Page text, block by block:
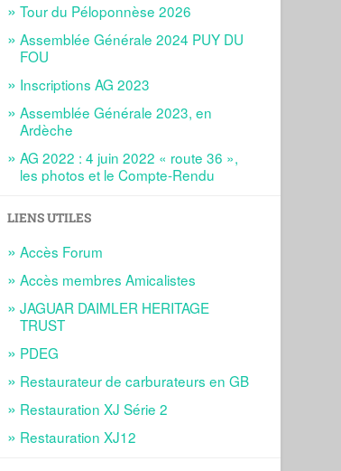
Tour du Péloponnèse 2026
Assemblée Générale 2024 PUY DU
FOU
Inscriptions AG 2023
Assemblée Générale 2023, en
Ardèche
AG 2022 : 4 juin 2022 « route 36 »,
les photos et le Compte-Rendu
LIENS UTILES
Accès Forum
Accès membres Amicalistes
JAGUAR DAIMLER HERITAGE
TRUST
PDEG
Restaurateur de carburateurs en GB
Restauration XJ Série 2
Restauration XJ12